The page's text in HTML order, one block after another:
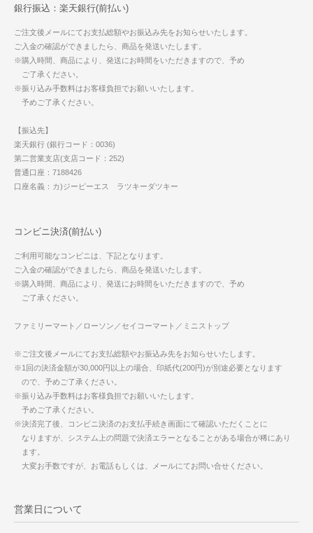
銀行振込：楽天銀行(前払い)
ご注文後メールにてお支払総額やお振込み先をお知らせいたします。
ご入金の確認ができましたら、商品を発送いたします。
※購入時間、商品により、発送にお時間をいただきますので、予め
ご了承ください。
※振り込み手数料はお客様負担でお願いいたします。
予めご了承ください。
【振込先】
楽天銀行 (銀行コード：0036)
第二営業支店(支店コード：252)
普通口座：7188426
口座名義：カ)ジーピーエス ラツキーダツキー
コンビニ決済(前払い)
ご利用可能なコンビニは、下記となります。
ご入金の確認ができましたら、商品を発送いたします。
※購入時間、商品により、発送にお時間をいただきますので、予め
ご了承ください。
ファミリーマート／ローソン／セイコーマート／ミニストップ
※ご注文後メールにてお支払総額やお振込み先をお知らせいたします。
※1回の決済金額が30,000円以上の場合、印紙代(200円)が別途必要となります
ので、予めご了承ください。
※振り込み手数料はお客様負担でお願いいたします。
予めご了承ください。
※決済完了後、コンビニ決済のお支払手続き画面にて確認いただくことに
なりますが、システム上の問題で決済エラーとなることがある場合が稀にあり
ます。
大変お手数ですが、お電話もしくは、メールにてお問い合せください。
営業日について